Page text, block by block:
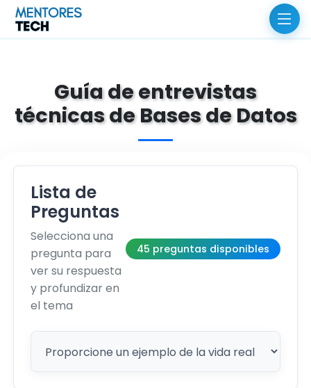
Guía de entrevistas
técnicas de Bases de Datos
Lista de
Preguntas
Selecciona una
pregunta para
ver su respuesta
y profundizar en
el tema
45 preguntas disponibles